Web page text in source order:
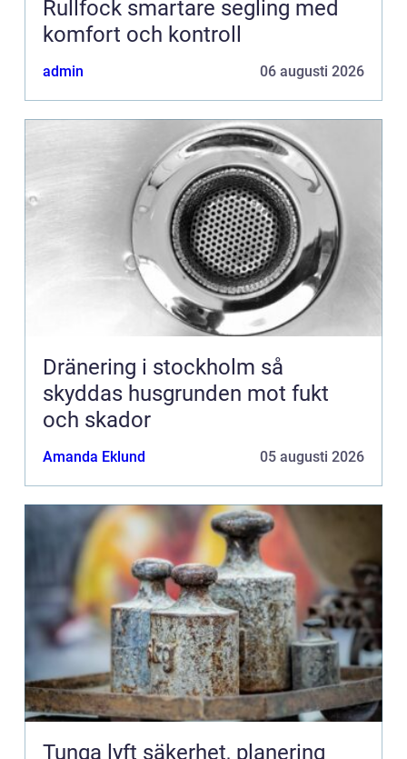
Rullfock smartare segling med
komfort och kontroll
admin 06 augusti 2026
Dränering i stockholm så
skyddas husgrunden mot fukt
och skador
Amanda Eklund 05 augusti 2026
Tunga lyft säkerhet, planering